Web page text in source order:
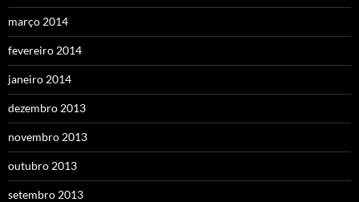
março 2014
fevereiro 2014
janeiro 2014
dezembro 2013
novembro 2013
outubro 2013
setembro 2013